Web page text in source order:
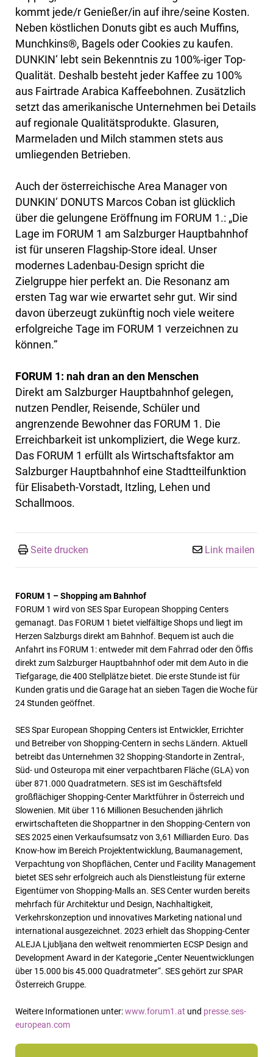
kommt jede/r Genießer/in auf ihre/seine Kosten.
Neben köstlichen Donuts gibt es auch Muffins,
Munchkins®, Bagels oder Cookies zu kaufen.
DUNKIN‘ lebt sein Bekenntnis zu 100%-iger Top-
Qualität. Deshalb besteht jeder Kaffee zu 100%
aus Fairtrade Arabica Kaffeebohnen. Zusätzlich
setzt das amerikanische Unternehmen bei Details
auf regionale Qualitätsprodukte. Glasuren,
Marmeladen und Milch stammen stets aus
umliegenden Betrieben.
Auch der österreichische Area Manager von
DUNKIN‘ DONUTS Marcos Coban ist glücklich
über die gelungene Eröffnung im FORUM 1.: „Die
Lage im FORUM 1 am Salzburger Hauptbahnhof
ist für unseren Flagship-Store ideal. Unser
modernes Ladenbau-Design spricht die
Zielgruppe hier perfekt an. Die Resonanz am
ersten Tag war wie erwartet sehr gut. Wir sind
davon überzeugt zukünftig noch viele weitere
erfolgreiche Tage im FORUM 1 verzeichnen zu
können.“
FORUM 1: nah dran an den Menschen
Direkt am Salzburger Hauptbahnhof gelegen,
nutzen Pendler, Reisende, Schüler und
angrenzende Bewohner das FORUM 1. Die
Erreichbarkeit ist unkompliziert, die Wege kurz.
Das FORUM 1 erfüllt als Wirtschaftsfaktor am
Salzburger Hauptbahnhof eine Stadtteilfunktion
für Elisabeth-Vorstadt, Itzling, Lehen und
Schallmoos.
Seite drucken Link mailen
FORUM 1 – Shopping am Bahnhof
FORUM 1 wird von SES Spar European Shopping Centers
gemanagt. Das FORUM 1 bietet vielfältige Shops und liegt im
Herzen Salzburgs direkt am Bahnhof. Bequem ist auch die
Anfahrt ins FORUM 1: entweder mit dem Fahrrad oder den Öffis
direkt zum Salzburger Hauptbahnhof oder mit dem Auto in die
Tiefgarage, die 400 Stellplätze bietet. Die erste Stunde ist für
Kunden gratis und die Garage hat an sieben Tagen die Woche für
24 Stunden geöffnet.
SES Spar European Shopping Centers ist Entwickler, Errichter
und Betreiber von Shopping-Centern in sechs Ländern. Aktuell
betreibt das Unternehmen 32 Shopping-Standorte in Zentral-,
Süd- und Osteuropa mit einer verpachtbaren Fläche (GLA) von
über 871.000 Quadratmetern. SES ist im Geschäftsfeld
großflächiger Shopping-Center Marktführer in Österreich und
Slowenien. Mit über 116 Millionen Besuchenden jährlich
erwirtschafteten die Shoppartner in den Shopping-Centern von
SES 2025 einen Verkaufsumsatz von 3,61 Milliarden Euro. Das
Know-how im Bereich Projektentwicklung, Baumanagement,
Verpachtung von Shopflächen, Center und Facility Management
bietet SES sehr erfolgreich auch als Dienstleistung für externe
Eigentümer von Shopping-Malls an. SES Center wurden bereits
mehrfach für Architektur und Design, Nachhaltigkeit,
Verkehrskonzeption und innovatives Marketing national und
international ausgezeichnet. 2023 erhielt das Shopping-Center
ALEJA Ljubljana den weltweit renommierten ECSP Design and
Development Award in der Kategorie „Center Neuentwicklungen
über 15.000 bis 45.000 Quadratmeter“. SES gehört zur SPAR
Österreich Gruppe.
Weitere Informationen unter:www.forum1.at und presse.ses-
european.com